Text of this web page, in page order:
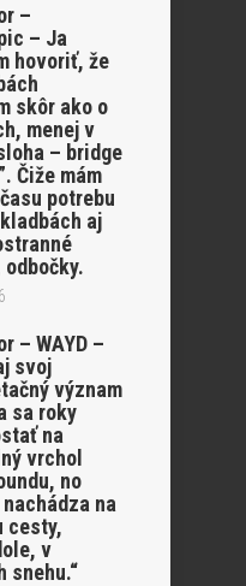
–
– Ja
hovoriť, že
skôr ako o
menej v
– bridge
Čiže mám
potrebu
aj
– WAYD –
svoj
význam
sa roky
na
vrchol
no
na
cesty,
v
snehu.“